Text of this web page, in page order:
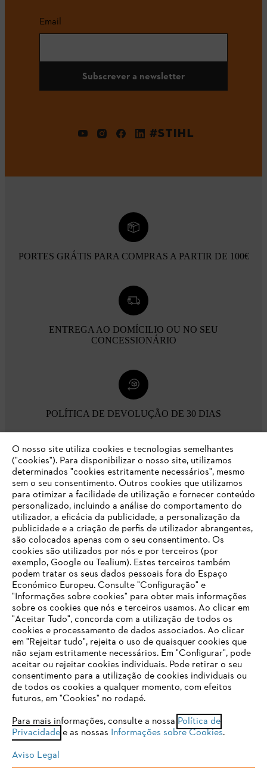
Email
Subscrever a newsletter
#STIHL
PORTES GRÁTIS PARA COMPRAS A PARTIR DE 100€
ENTREGA AO DOMÍCILIO OU NO SEU
CONCESSIONÁRIO
POLÍTICA DE DEVOLUÇÃO DE 30 DIAS
Opções de pagamento
Empresa
FAQs Loja Online
Contacto
Condições gerais de venda Proteção de Dados
Sobre nós
O SEU NAVEGADOR NÃO SUPORTA
ESTE WEBSITE
Está utilizar um navegador que ainda não suportamos. Para
obter o melhor uso de nosso site, recomendamos que altere
para um dos seguintes navegadores:
firefox chrome
O nosso site utiliza cookies e tecnologias semelhantes
("cookies"). Para disponibilizar o nosso site, utilizamos
determinados "cookies estritamente necessários", mesmo
sem o seu consentimento. Outros cookies que utilizamos
para otimizar a facilidade de utilização e fornecer conteúdo
personalizado, incluindo a análise do comportamento do
utilizador, a eficácia da publicidade, a personalização da
publicidade e a criação de perfis de utilizador abrangentes,
são colocados apenas com o seu consentimento. Os
cookies são utilizados por nós e por terceiros (por
exemplo, Google ou Tealium). Estes terceiros também
podem tratar os seus dados pessoais fora do Espaço
Económico Europeu. Consulte "Configuração" e
"Informações sobre cookies" para obter mais informações
sobre os cookies que nós e terceiros usamos. Ao clicar em
"Aceitar Tudo", concorda com a utilização de todos os
cookies e processamento de dados associados. Ao clicar
em "Rejeitar tudo", rejeita o uso de quaisquer cookies que
não sejam estritamente necessários. Em "Configurar", pode
aceitar ou rejeitar cookies individuais. Pode retirar o seu
consentimento para a utilização de cookies individuais ou
de todos os cookies a qualquer momento, com efeitos
futuros, em "Cookies" no rodapé.
Para mais informações, consulte a nossa Política de
Privacidadee as nossas Informações sobre Cookies.
Aviso Legal